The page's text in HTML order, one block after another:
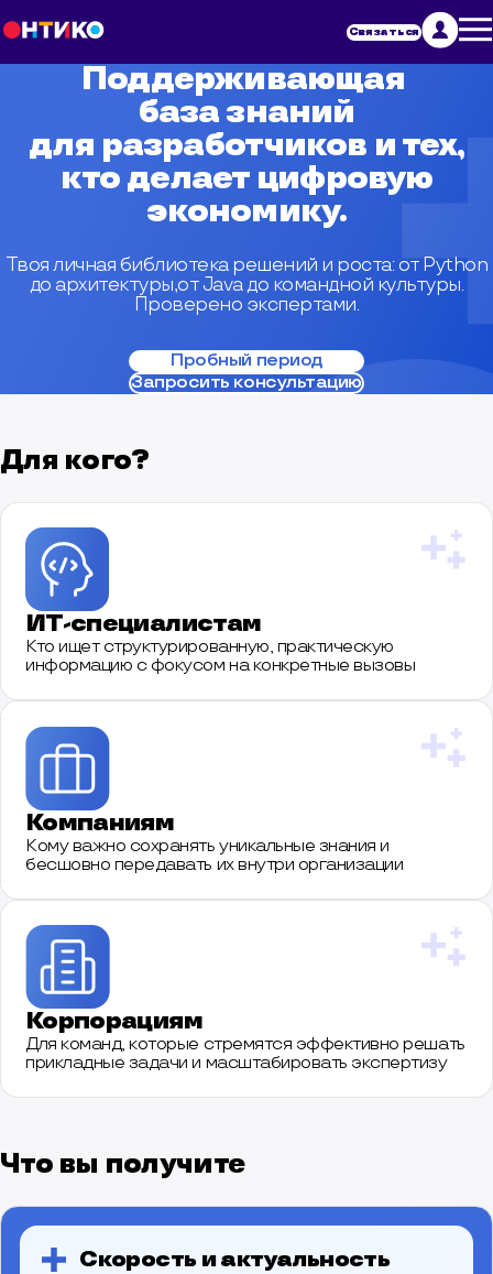
Связаться
Поддерживающая
база знаний
для разработчиков и тех,
кто делает цифровую
экономику.
Твоя личная библиотека решений и роста: от Python
до архитектуры,от Java до командной культуры.
Проверено экспертами.
Пробный период
Запросить консультацию
Для кого?
ИТ-специалистам
Кто ищет структурированную, практическую
информацию с фокусом на конкретные вызовы
Компаниям
Кому важно сохранять уникальные знания и
бесшовно передавать их внутри организации
Корпорациям
Для команд, которые стремятся эффективно решать
прикладные задачи и масштабировать экспертизу
Что вы получите
Скорость и актуальность